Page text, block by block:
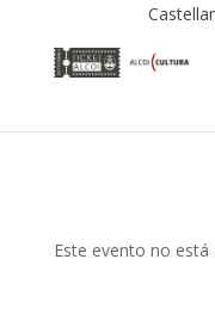
Este evento no